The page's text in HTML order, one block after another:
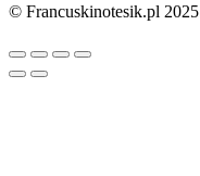
© Francuskinotesik.pl 2025